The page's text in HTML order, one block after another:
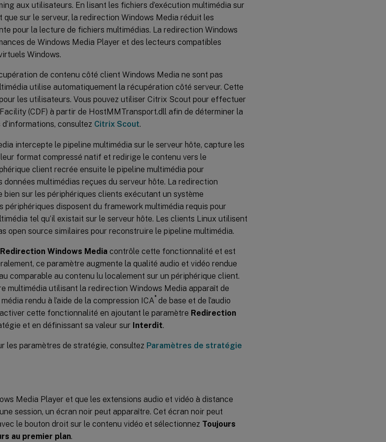
aux utilisateurs. En lisant les fichiers d’exécution multimédia sur
sur le serveur, la redirection Windows Media réduit les
pour la lecture de fichiers multimédias. La redirection Windows
de Windows Media Player et des lecteurs compatibles
Windows.
de contenu côté client Windows Media ne sont pas
utilise automatiquement la récupération côté serveur. Cette
les utilisateurs. Vous pouvez utiliser Citrix Scout pour effectuer
(CDF) à partir de HostMMTransport.dll afin de déterminer la
consultez Citrix Scout.
intercepte le pipeline multimédia sur le serveur hôte, capture les
format compressé natif et redirige le contenu vers le
client recrée ensuite le pipeline multimédia pour
données multimédias reçues du serveur hôte. La redirection
sur les périphériques clients exécutant un système
périphériques disposent du framework multimédia requis pour
tel qu’il existait sur le serveur hôte. Les clients Linux utilisent
open source similaires pour reconstruire le pipeline multimédia.
Redirection Windows Media contrôle cette fonctionnalité et est
ce paramètre augmente la qualité audio et vidéo rendue
comparable au contenu lu localement sur un périphérique client.
multimédia utilisant la redirection Windows Media apparaît de
rendu à l’aide de la compression ICA ® de base et de l’audio
cette fonctionnalité en ajoutant le paramètre Redirection
et en définissant sa valeur sur Interdit.
les paramètres de stratégie, consultez Paramètres de stratégie
Media Player et que les extensions audio et vidéo à distance
session, un écran noir peut apparaître. Cet écran noir peut
le bouton droit sur le contenu vidéo et sélectionnez Toujours
au premier plan.